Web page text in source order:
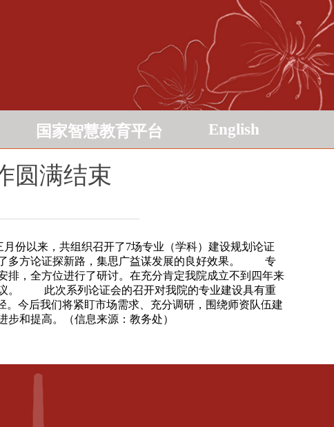
国家智慧教育平台 English
圆满结束
份以来，共组织召开了7场专业（学科）建设规划论证
方论证探新路，集思广益谋发展的良好效果。
专
，全方位进行了研讨。在充分肯定我院成立不到四年来
。
此次系列论证会的召开对我院的专业建设具有重
今后我们将紧盯市场需求、充分调研，围绕师资队伍建
和提高。（信息来源：教务处）